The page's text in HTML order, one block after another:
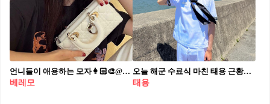
언니들이 애용하는 모자👩🏻‍🎨@베레모
베레모
오늘 해군 수료식 마친 태용 근황🫡 방금 전 NCT 태용이 공식 인스타그램을 통해 수료식 사진과 함께 팬들에게 안부 인사를 전했습니다. 해군 하정복을 입고 경례를 하고 있는 태용은 또렷한 이목구비로 단번에 시선을 사로잡았는데요. 태용은 지난 4월 NCT 멤버 중 처음으로 군에 입대해 훈련소에서 기초 군사 훈련을 마치고 남은 기간 해군으로 복무할 예정입니다.
태용